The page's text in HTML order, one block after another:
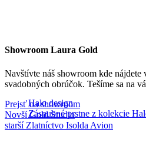
Halo design
Zásnubné prstne z kolekcie
Showroom Laura Gold
Navštívte náš showroom kde
svadobných obrúčok. Tešíme sa na
Prejsť na showroom
Novší Gold Studio
starší Zlatníctvo Isolda Avion